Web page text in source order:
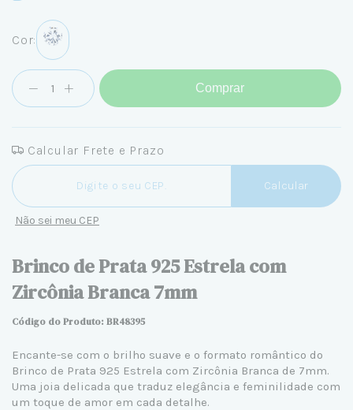
Cor:
Comprar
Calcular Frete e Prazo
Entregas para o CEP:
Calcular
Não sei meu CEP
Brinco de Prata 925 Estrela com
Zircônia Branca 7mm
Código do Produto: BR48395
Encante-se com o brilho suave e o formato romântico do
Brinco de Prata 925 Estrela com Zircônia Branca de 7mm.
Uma joia delicada que traduz elegância e feminilidade com
um toque de amor em cada detalhe.